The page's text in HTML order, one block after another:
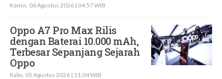
Kamis, 06 Agustus 2026 | 04:57 WIB
Oppo A7 Pro Max Rilis
dengan Baterai 10.000 mAh,
Terbesar Sepanjang Sejarah
Oppo
Rabu, 05 Agustus 2026 | 11:04 WIB